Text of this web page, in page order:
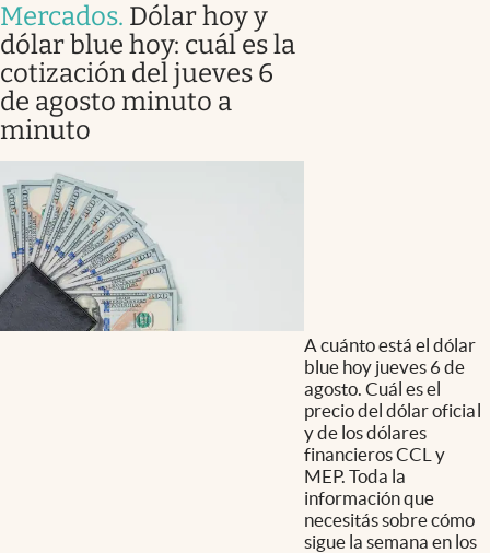
Mercados. Dólar hoy y
dólar blue hoy: cuál es la
cotización del jueves 6
de agosto minuto a
minuto
A cuánto está el dólar
blue hoy jueves 6 de
agosto. Cuál es el
precio del dólar oficial
y de los dólares
financieros CCL y
MEP. Toda la
información que
necesitás sobre cómo
sigue la semana en los